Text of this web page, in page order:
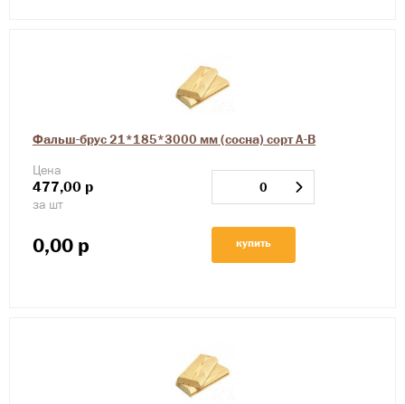
Фальш-брус 21*185*3000 мм (сосна) сорт А-В
Цена
477,00 р
за шт
0,00 р купить